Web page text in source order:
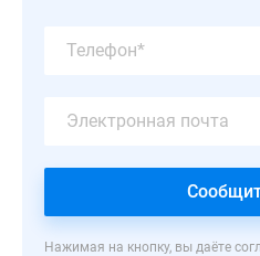
которого
построенных
комплексов
Зеленогорске.
Нажимая на кнопку, вы даёте